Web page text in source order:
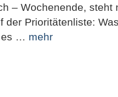
– Wochenende, steht
der Prioritätenliste:
es … mehr